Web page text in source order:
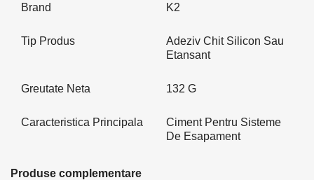
Brand K2
Tip Produs
Adeziv Chit Silicon Sau
Etansant
Greutate Neta 132 G
Caracteristica Principala
Ciment Pentru Sisteme
De Esapament
Produse complementare